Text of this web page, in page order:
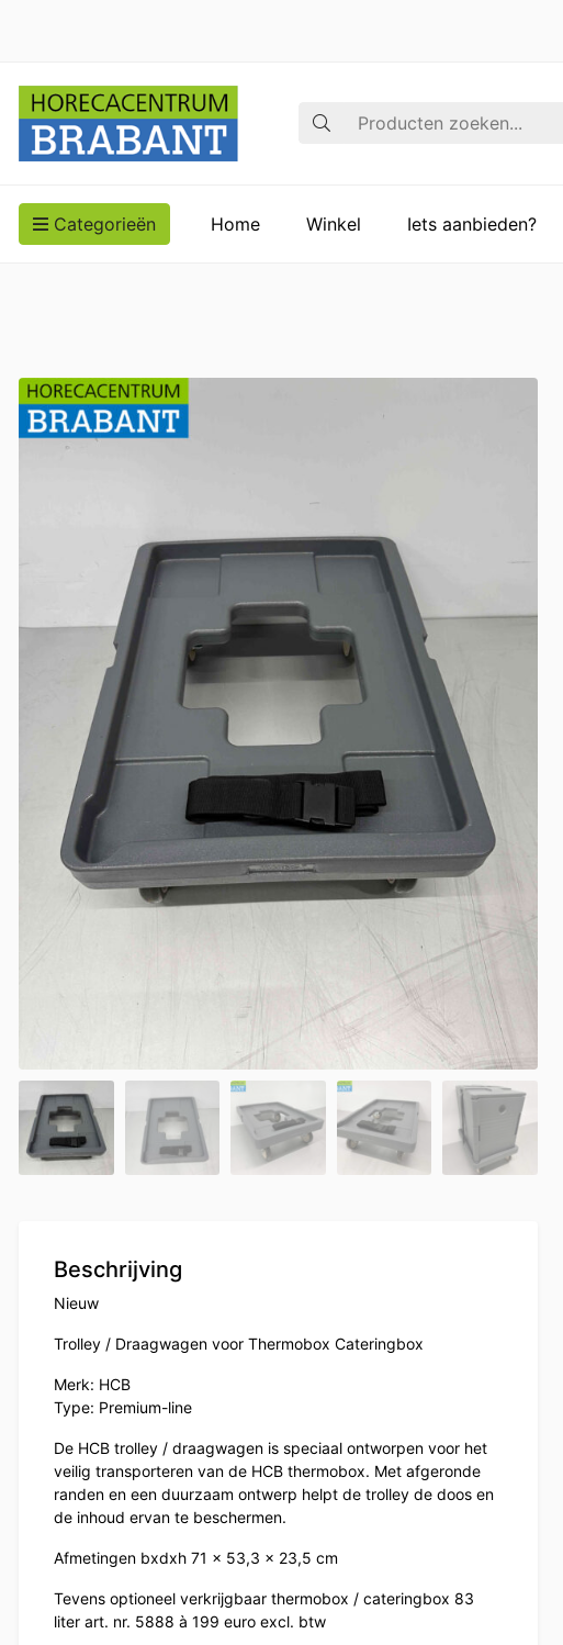
Zoek op
Categorieën Home Winkel Iets aanbieden?
Beschrijving
Nieuw
Trolley / Draagwagen voor Thermobox Cateringbox
Merk: HCB
Type: Premium-line
De HCB trolley / draagwagen is speciaal ontworpen voor het
veilig transporteren van de HCB thermobox. Met afgeronde
randen en een duurzaam ontwerp helpt de trolley de doos en
de inhoud ervan te beschermen.
Afmetingen bxdxh 71 x 53,3 x 23,5 cm
Tevens optioneel verkrijgbaar thermobox / cateringbox 83
liter art. nr. 5888 à 199 euro excl. btw